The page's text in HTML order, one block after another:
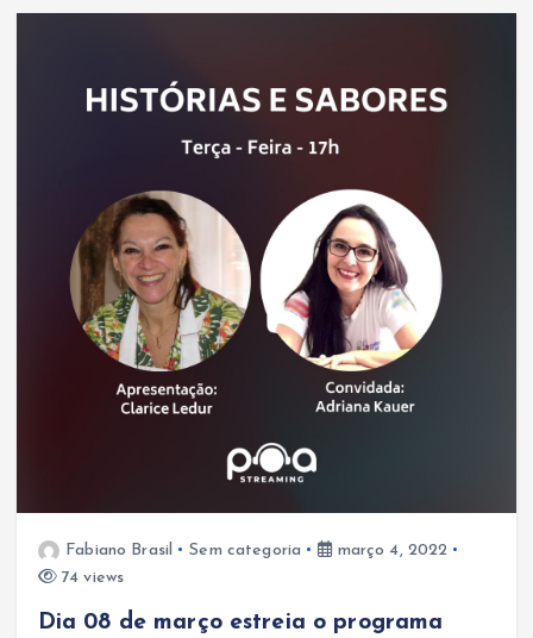
Fabiano Brasil Sem categoria
março 4, 2022
74 views
Dia 08 de março estreia o programa